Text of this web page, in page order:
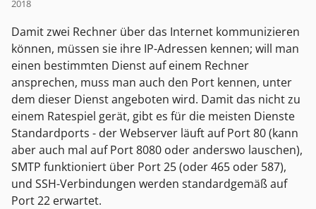
2018
Damit zwei Rechner über das Internet kommunizieren
können, müssen sie ihre IP-Adressen kennen; will man
einen bestimmten Dienst auf einem Rechner
ansprechen, muss man auch den Port kennen, unter
dem dieser Dienst angeboten wird. Damit das nicht zu
einem Ratespiel gerät, gibt es für die meisten Dienste
Standardports - der Webserver läuft auf Port 80 (kann
aber auch mal auf Port 8080 oder anderswo lauschen),
SMTP funktioniert über Port 25 (oder 465 oder 587),
und SSH-Verbindungen werden standardgemäß auf
Port 22 erwartet.